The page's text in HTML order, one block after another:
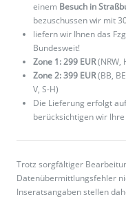
einem Besuch in
bezuschussen wir mit
liefern wir Ihnen das
Bundesweit!
Zone 1: 299 EUR(NRW,
Zone 2: 399 EUR(BB,
V, S-H)
Die Lieferung erfolgt
berücksichtigen wir Ihre
Trotz sorgfältiger
Datenübermittlungsfehler
Inseratsangaben stellen